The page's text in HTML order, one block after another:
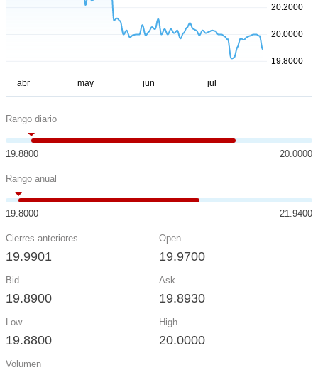
Rango diario
19.8800 20.0000
Rango anual
19.8000 21.9400
Cierres anteriores
19.9901
Open
19.9700
Bid
19.8900
Ask
19.8930
Low
19.8800
High
20.0000
Volumen